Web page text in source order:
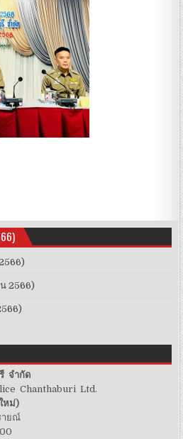
2566)
จำกัด
Chanthaburi Ltd.
หม่)
ายณ์